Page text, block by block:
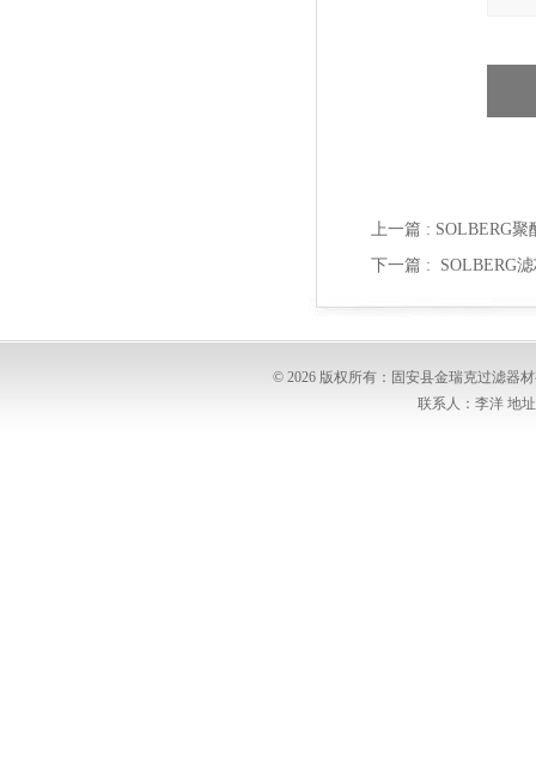
上一篇 : SOLBERG聚
下一篇 : SOLBERG
© 2026 版权所有：固安县金瑞克过滤器
联系人：李洋 地